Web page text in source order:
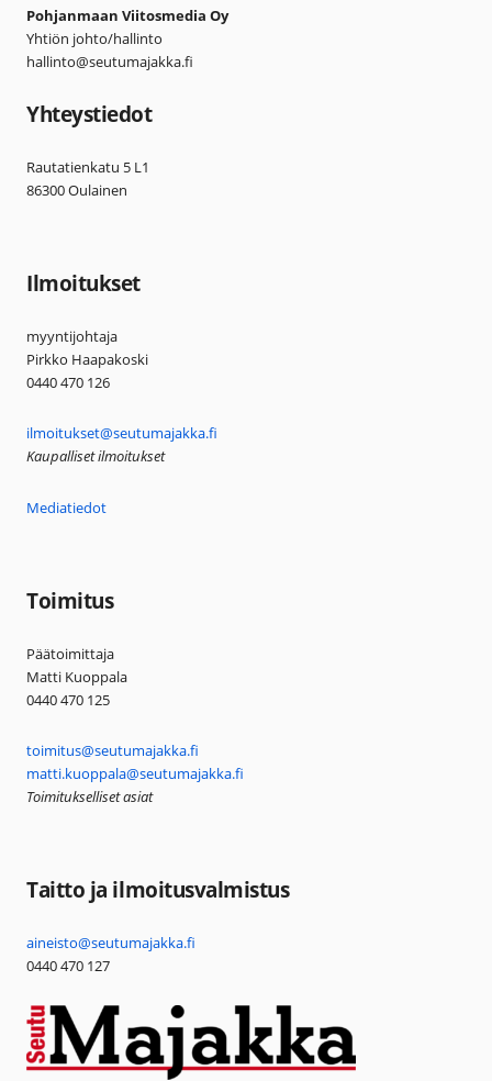
Pohjanmaan Viitosmedia Oy
Yhtiön johto/hallinto
hallinto@seutumajakka.fi
Yhteystiedot
Rautatienkatu 5 L1
86300 Oulainen
Ilmoitukset
myyntijohtaja
Pirkko Haapakoski
0440 470 126
ilmoitukset@seutumajakka.fi
Kaupalliset ilmoitukset
Mediatiedot
Toimitus
Päätoimittaja
Matti Kuoppala
0440 470 125
toimitus@seutumajakka.fi
matti.kuoppala@seutumajakka.fi
Toimitukselliset asiat
Taitto ja ilmoitusvalmistus
aineisto@seutumajakka.fi
0440 470 127